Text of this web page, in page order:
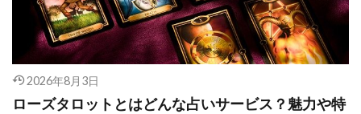
2026年8月3日
ローズタロットとはどんな占いサービス？魅力や特